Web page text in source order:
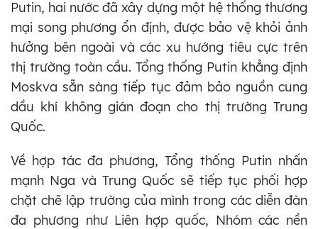
Putin, hai nước đã xây dựng một hệ thống thương
mại song phương ổn định, được bảo vệ khỏi ảnh
hưởng bên ngoài và các xu hướng tiêu cực trên
thị trường toàn cầu. Tổng thống Putin khẳng định
Moskva sẵn sàng tiếp tục đảm bảo nguồn cung
dầu khí không gián đoạn cho thị trường Trung
Quốc.
Về hợp tác đa phương, Tổng thống Putin nhấn
mạnh Nga và Trung Quốc sẽ tiếp tục phối hợp
chặt chẽ lập trường của mình trong các diễn đàn
đa phương như Liên hợp quốc, Nhóm các nền